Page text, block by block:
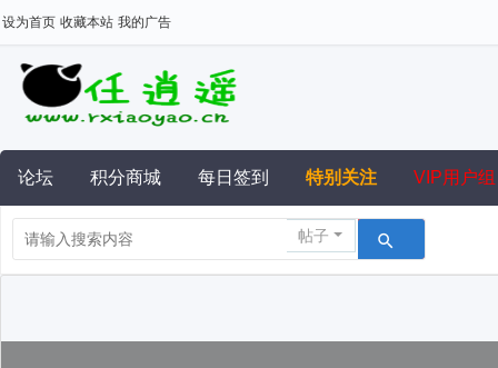
设为首页 收藏本站 我的广告
论坛 积分商城 每日签到 特别关注 VIP用户组
帖子